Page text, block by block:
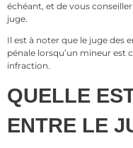
échéant, et de vous
juge.
Il est à noter que le juge des
pénale lorsqu’un mineur est
infraction.
QUELLE
ENTRE LE